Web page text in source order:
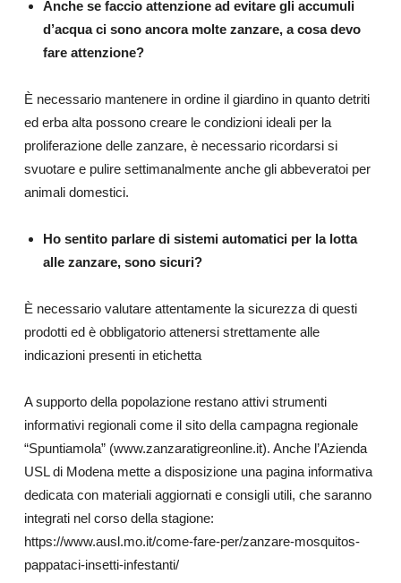
Anche se faccio attenzione ad evitare gli accumuli
d’acqua ci sono ancora molte zanzare, a cosa devo
fare attenzione?
È necessario mantenere in ordine il giardino in quanto detriti
ed erba alta possono creare le condizioni ideali per la
proliferazione delle zanzare, è necessario ricordarsi si
svuotare e pulire settimanalmente anche gli abbeveratoi per
animali domestici.
Ho sentito parlare di sistemi automatici per la lotta
alle zanzare, sono sicuri?
È necessario valutare attentamente la sicurezza di questi
prodotti ed è obbligatorio attenersi strettamente alle
indicazioni presenti in etichetta
A supporto della popolazione restano attivi strumenti
informativi regionali come il sito della campagna regionale
“Spuntiamola” (www.zanzaratigreonline.it). Anche l’Azienda
USL di Modena mette a disposizione una pagina informativa
dedicata con materiali aggiornati e consigli utili, che saranno
integrati nel corso della stagione:
https://www.ausl.mo.it/come-fare-per/zanzare-mosquitos-
pappataci-insetti-infestanti/